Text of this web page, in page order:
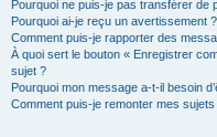
Pourquoi ne puis-je pas transférer de
Pourquoi ai-je reçu un avertissement ?
Comment puis-je rapporter des
À quoi sert le bouton « Enregistrer
sujet ?
Pourquoi mon message a-t-il besoin
Comment puis-je remonter mes sujets